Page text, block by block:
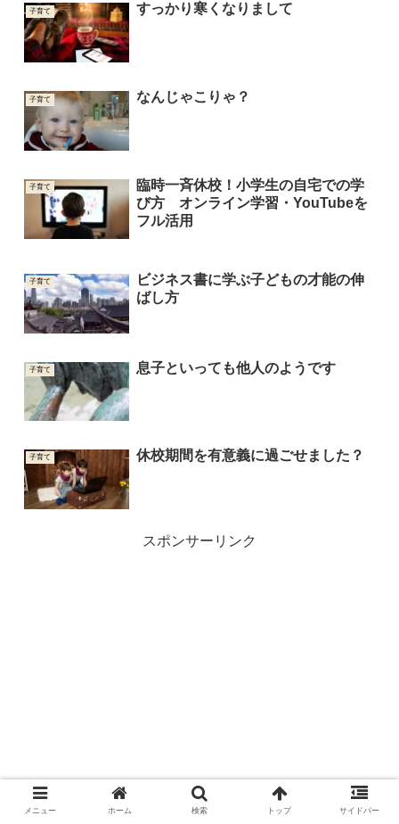
子育て すっかり寒くなりまして
子育て なんじゃこりゃ？
子育て
臨時一斉休校！小学生の自宅での学
び方 オンライン学習・YouTubeを
フル活用
子育て
ビジネス書に学ぶ子どもの才能の伸
ばし方
子育て 息子といっても他人のようです
子育て 休校期間を有意義に過ごせました？
スポンサーリンク
メニュー ホーム 検索 トップ サイドバー